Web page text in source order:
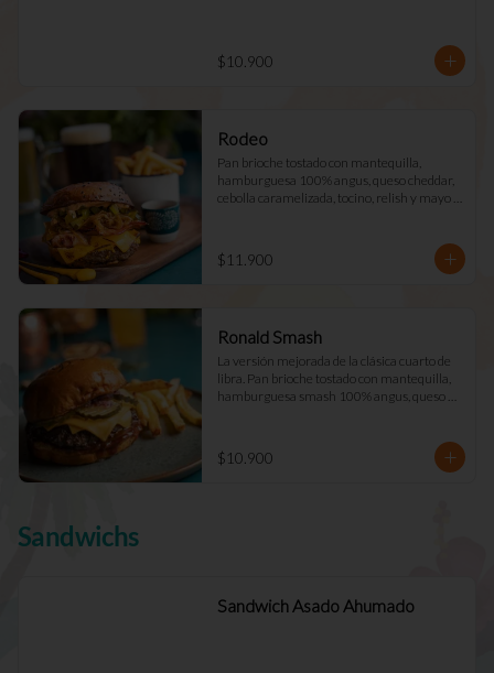
$10.900
Rodeo
Pan brioche tostado con mantequilla,
hamburguesa 100% angus, queso cheddar,
cebolla caramelizada, tocino, relish y mayo
$11.900
Ronald Smash
La versión mejorada de la clásica cuarto de
libra. Pan brioche tostado con mantequilla,
hamburguesa smash 100% angus, queso
$10.900
Sandwichs
Sandwich Asado Ahumado